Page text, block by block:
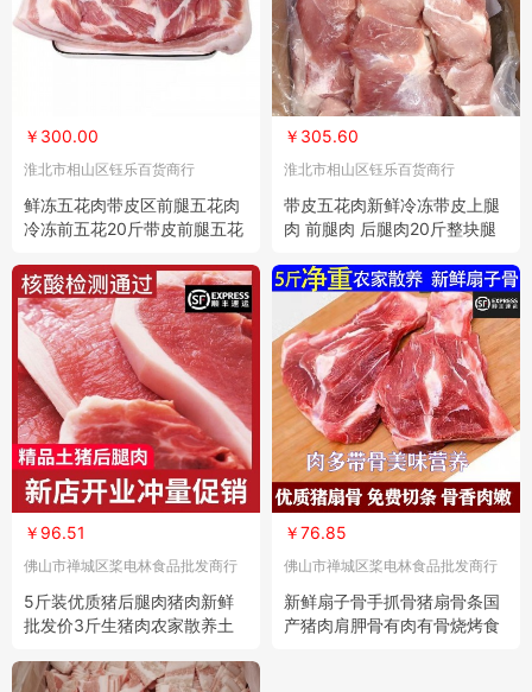
￥300.00
淮北市相山区钰乐百货商行
鲜冻五花肉带皮区前腿五花肉
冷冻前五花20斤带皮前腿五花
￥305.60
淮北市相山区钰乐百货商行
带皮五花肉新鲜冷冻带皮上腿
肉 前腿肉 后腿肉20斤整块腿
￥96.51
佛山市禅城区桨电林食品批发商行
5斤装优质猪后腿肉猪肉新鲜
批发价3斤生猪肉农家散养土
￥76.85
佛山市禅城区桨电林食品批发商行
新鲜扇子骨手抓骨猪扇骨条国
产猪肉肩胛骨有肉有骨烧烤食